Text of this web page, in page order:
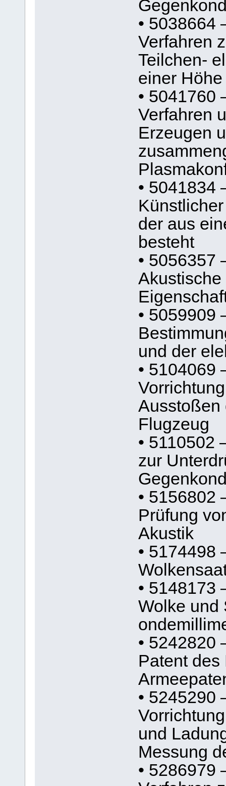
• 5038664
Verfahren
Teilchen-
einer
• 5041760
Verfahren
Erzeugen
• 5041834
der aus
besteht
• 5056357
• 5059909
und der
• 5104069
Ausstoßen
Flugzeug
• 5110502
zur
• 5156802
Prüfung
Akustik
• 5174498
• 5148173
Wolke und
• 5242820
Patent des
• 5245290
und
Messung
• 5286979